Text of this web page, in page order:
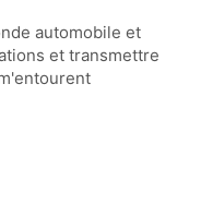
automobile et
et transmettre